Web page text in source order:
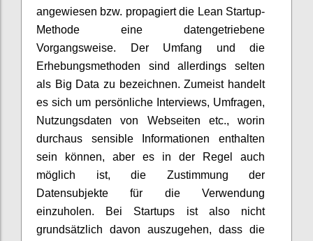
angewiesen bzw. propagiert die Lean Startup-
Methode eine datengetriebene
Vorgangsweise. Der Umfang und die
Erhebungsmethoden sind allerdings selten
als Big Data zu bezeichnen. Zumeist handelt
es sich um persönliche Interviews, Umfragen,
Nutzungsdaten von Webseiten etc., worin
durchaus sensible Informationen enthalten
sein können, aber es in der Regel auch
möglich ist, die Zustimmung der
Datensubjekte für die Verwendung
einzuholen. Bei Startups ist also nicht
grundsätzlich davon auszugehen, dass die